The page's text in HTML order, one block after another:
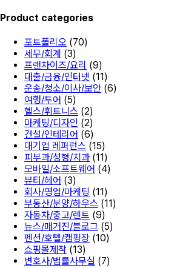
Product categories
포트폴리오 (70)
세무/회계 (3)
프랜차이즈/요리 (9)
대출/금융/인터넷 (11)
운송/청소/이사/보안 (6)
여행/투어 (5)
헬스/휘트니스 (2)
마케팅/디자인 (2)
건설/인테리어 (6)
대기업 레퍼런스 (15)
피부과/성형/치과 (11)
모바일/소프트웨어 (4)
뷰티/헤어 (3)
회사/영업/마케팅 (11)
부동산/분양/하우스 (11)
자동차/중고/렌트 (9)
뉴스/매거진/블로그 (5)
펜션/호텔/캠핑장 (10)
쇼핑몰제작 (13)
변호사/법률사무실 (7)